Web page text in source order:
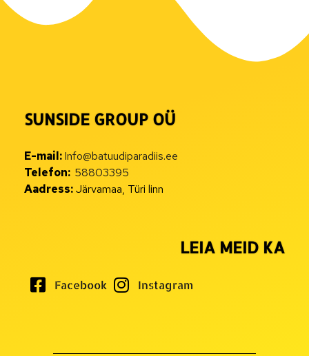
SUNSIDE GROUP OÜ
E-mail:Info@batuudiparadiis.ee
Telefon: 58803395
Aadress:Järvamaa, Türi linn
LEIA MEID KA
Facebook Instagram